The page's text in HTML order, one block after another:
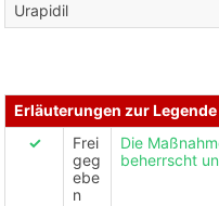
Urapidil
Erläuterungen zur Legende
✓
Frei
geg
ebe
n
Die
beherrscht